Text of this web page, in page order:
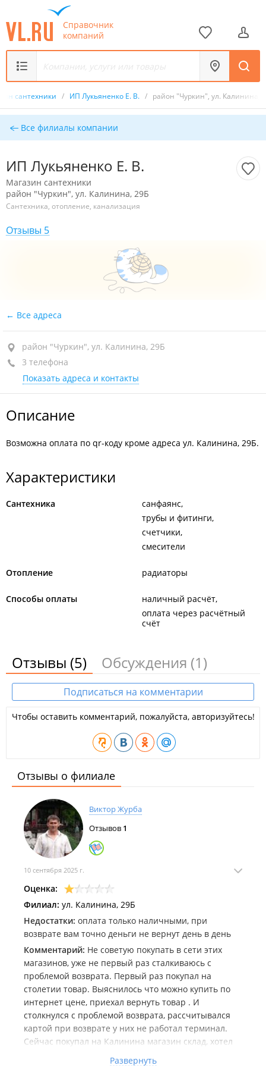
Справочник
компаний
сантехники / ИП Лукьяненко Е. В. / район "Чуркин", ул. Калинина,
Все филиалы компании
ИП Лукьяненко Е. В.
Магазин сантехники
район "Чуркин", ул. Калинина, 29Б
Сантехника, отопление, канализация
Отзывы 5
Все адреса
район "Чуркин", ул. Калинина, 29Б
3 телефона
Показать адреса и контакты
Описание
Возможна оплата по qr-коду кроме адреса ул. Калинина, 29Б.
Характеристики
Сантехника
санфаянс
трубы и фитинги
счетчики
смесители
Отопление радиаторы
Способы оплаты
наличный расчёт
оплата через расчётный
счёт
Отзывы (5) Обсуждения (1)
Подписаться на комментарии
Чтобы оставить комментарий, пожалуйста, авторизуйтесь!
Отзывы о филиале
Виктор Журба
Отзывов 1
10 сентября 2025 г.
Оценка:
Филиал: ул. Калинина, 29Б
Недостатки: оплата только наличными, при
возврате вам точно деньги не вернут день в день
Комментарий: Не советую покупать в сети этих
магазинов, уже не первый раз сталкиваюсь с
проблемой возврата. Первый раз покупал на
столетии товар. Выяснилось что можно купить по
интернет цене, приехал вернуть товар . И
столкнулся с проблемой возврата, рассчитывался
картой при возврате у них не работал терминал.
Сейчас покупал на Калинина магазин склад, хотел
Развернуть